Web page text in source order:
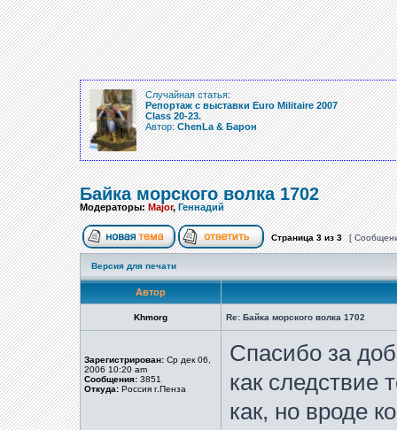
Случайная статья:
Репортаж с выставки Euro Militaire 2007
Class 20-23.
Автор:ChenLa & Барон
Байка морского волка 1702
Модераторы:Major,Геннадий
Страница3из3 [
Версия для печати
Автор
Khmorg Re: Байка морского волка 1702
Зарегистрирован: Ср дек 06,
2006 10:20 am
Сообщения: 3851
Откуда: Россия г.Пенза
Спасибо за
как следствие
как, но вроде